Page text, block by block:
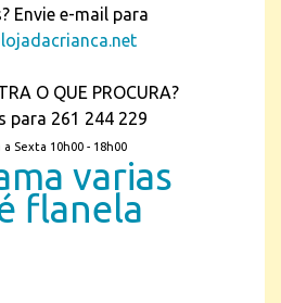
Envie e-mail para
O QUE PROCURA?
para 261 244 229
a Sexta 10h00 - 18h00
varias
flanela